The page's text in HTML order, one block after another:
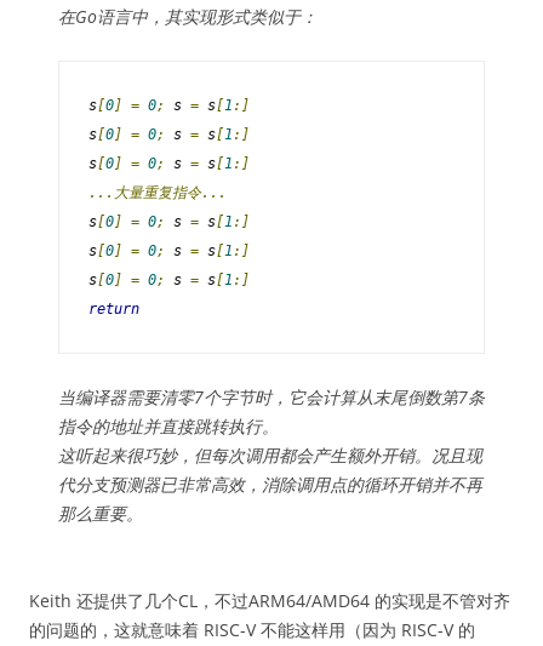
在Go语言中，其实现形式类似于：
s[0] = 0; s = s[1 :]
s[0] = 0; s = s[1 :]
s[0] = 0; s = s[1 :]
...大量重复指令...
s[0] = 0; s = s[1 :]
s[0] = 0; s = s[1 :]
s[0] = 0; s = s[1 :]
return
当编译器需要清零7个字节时，它会计算从末尾倒数第7条
指令的地址并直接跳转执行。
这听起来很巧妙，但每次调用都会产生额外开销。况且现
代分支预测器已非常高效，消除调用点的循环开销并不再
那么重要。
Keith 还提供了几个CL，不过ARM64/AMD64 的实现是不管对齐
的问题的，这就意味着 RISC-V 不能这样用（因为 RISC-V 的